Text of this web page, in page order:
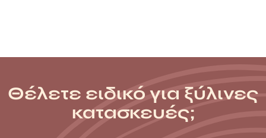
Θέλετε ειδικό για ξύλινες
κατασκευές;